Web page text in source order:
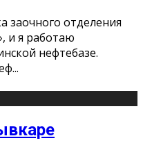
заочного отделения
и я работаю
нефтебазе.
...